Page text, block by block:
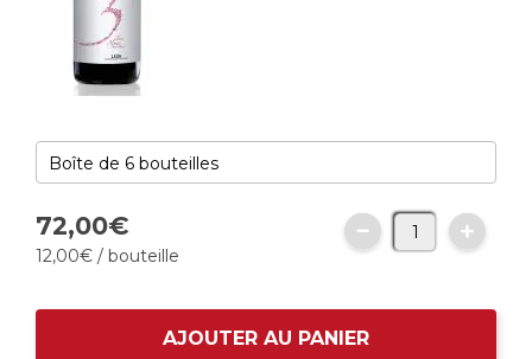
72,00€
12,00€ / bouteille
AJOUTER AU PANIER